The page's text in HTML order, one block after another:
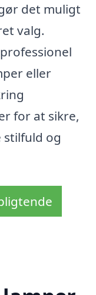
det muligt
valg.
eller
for at sikre,
stilfuld og